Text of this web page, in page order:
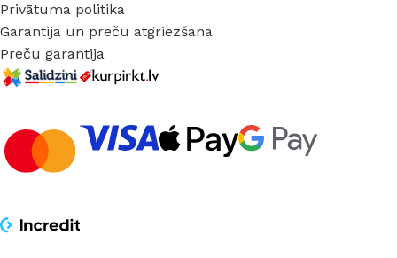
Privātuma politika
Garantija un preču atgriezšana
Preču garantija